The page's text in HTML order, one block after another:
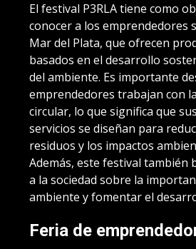
El festival P3RLA tiene como
conocer a los emprendedores
Mar del Plata, que ofrecen
basados en el desarrollo
del ambiente. Es importante
emprendedores trabajan con
circular, lo que significa que
servicios se diseñan para
residuos y los impactos
Además, este festival también
a la sociedad sobre la
ambiente y fomentar el
Feria de